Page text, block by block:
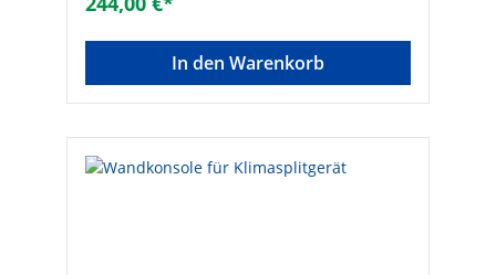
In den Warenkorb